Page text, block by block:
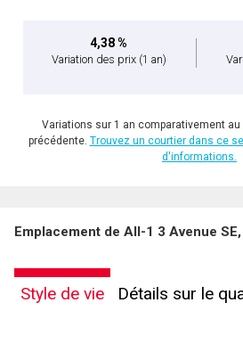
4,38 %
Variation des prix (1 an)
Variations sur 1 an comparativement
précédente. Trouvez un courtier dans ce
d'informations.
Emplacement de All-1 3 Avenue
Style de vie Détails sur le